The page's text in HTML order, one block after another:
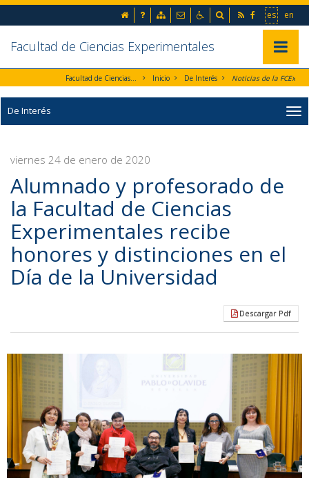
Ir al contenido principal de la página (alt + s)
Ir a la cabecera de la página (alt + c)
Ir al pie de la página (alt + p)
Ir al menú principal (alt + u)
esIr a la
en
RSS Facebook
inicio Preguntas frecuentes
Mapa webContactoAccesibilidad
Buscador
Facultad de Ciencias Experimentales
Facultad de Ciencias Experimentales Inicio De Interés Noticias de la FCEx
De Interés
viernes 24 de enero de 2020
Alumnado y profesorado de
la Facultad de Ciencias
Experimentales recibe
honores y distinciones en el
Día de la Universidad
Descargar Pdf